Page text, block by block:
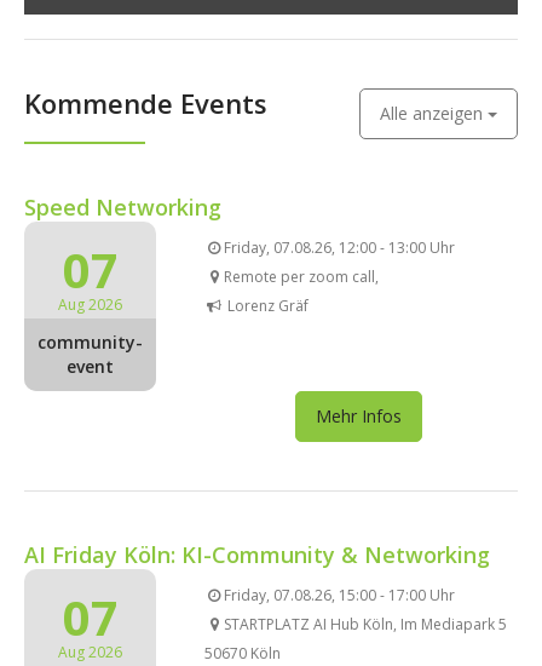
Kommende Events Alle anzeigen
Speed Networking
07
Aug 2026
community-
event
Friday, 07.08.26, 12:00 - 13:00 Uhr
Remote per zoom call,
Lorenz Gräf
Mehr Infos
AI Friday Köln: KI-Community & Networking
07
Aug 2026
Friday, 07.08.26, 15:00 - 17:00 Uhr
STARTPLATZ AI Hub Köln, Im Mediapark 5
50670 Köln